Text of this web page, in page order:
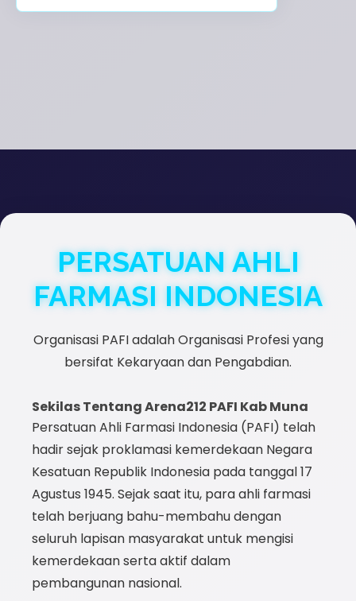
PERSATUAN AHLI
FARMASI INDONESIA
Organisasi PAFI adalah Organisasi Profesi yang
bersifat Kekaryaan dan Pengabdian.
Sekilas Tentang Arena212 PAFI Kab Muna
Persatuan Ahli Farmasi Indonesia (PAFI) telah
hadir sejak proklamasi kemerdekaan Negara
Kesatuan Republik Indonesia pada tanggal 17
Agustus 1945. Sejak saat itu, para ahli farmasi
telah berjuang bahu-membahu dengan
seluruh lapisan masyarakat untuk mengisi
kemerdekaan serta aktif dalam
pembangunan nasional.